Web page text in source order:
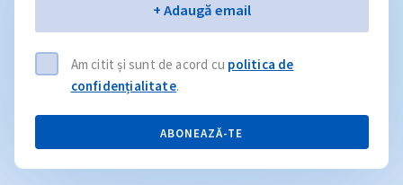
+ Adaugă email
Am citit și sunt de acord cu politica de
confidențialitate.
ABONEAZĂ-TE